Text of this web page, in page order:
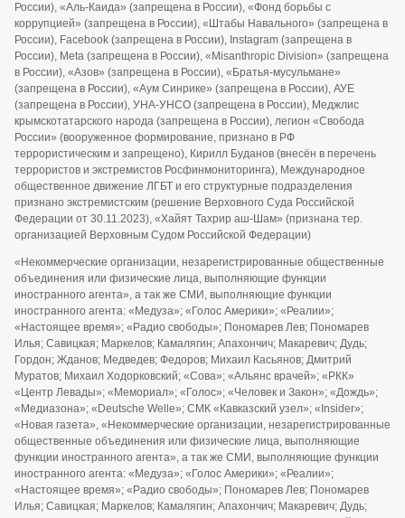
России), «Аль-Каида» (запрещена в России), «Фонд борьбы с
коррупцией» (запрещена в России), «Штабы Навального» (запрещена в
России), Facebook (запрещена в России), Instagram (запрещена в
России), Meta (запрещена в России), «Misanthropic Division» (запрещена
в России), «Азов» (запрещена в России), «Братья-мусульмане»
(запрещена в России), «Аум Синрике» (запрещена в России), АУЕ
(запрещена в России), УНА-УНСО (запрещена в России), Меджлис
крымскотатарского народа (запрещена в России), легион «Свобода
России» (вооруженное формирование, признано в РФ
террористическим и запрещено), Кирилл Буданов (внесён в перечень
террористов и экстремистов Росфинмониторинга), Международное
общественное движение ЛГБТ и его структурные подразделения
признано экстремистским (решение Верховного Суда Российской
Федерации от 30.11.2023), «Хайят Тахрир аш-Шам» (признана тер.
организацией Верховным Судом Российской Федерации)
«Некоммерческие организации, незарегистрированные общественные
объединения или физические лица, выполняющие функции
иностранного агента», а так же СМИ, выполняющие функции
иностранного агента: «Медуза»; «Голос Америки»; «Реалии»;
«Настоящее время»; «Радио свободы»; Пономарев Лев; Пономарев
Илья; Савицкая; Маркелов; Камалягин; Апахончич; Макаревич; Дудь;
Гордон; Жданов; Медведев; Федоров; Михаил Касьянов; Дмитрий
Муратов; Михаил Ходорковский; «Сова»; «Альянс врачей»; «РКК»
«Центр Левады»; «Мемориал»; «Голос»; «Человек и Закон»; «Дождь»;
«Медиазона»; «Deutsche Welle»; СМК «Кавказский узел»; «Insider»;
«Новая газета», «Некоммерческие организации, незарегистрированные
общественные объединения или физические лица, выполняющие
функции иностранного агента», а так же СМИ, выполняющие функции
иностранного агента: «Медуза»; «Голос Америки»; «Реалии»;
«Настоящее время»; «Радио свободы»; Пономарев Лев; Пономарев
Илья; Савицкая; Маркелов; Камалягин; Апахончич; Макаревич; Дудь;